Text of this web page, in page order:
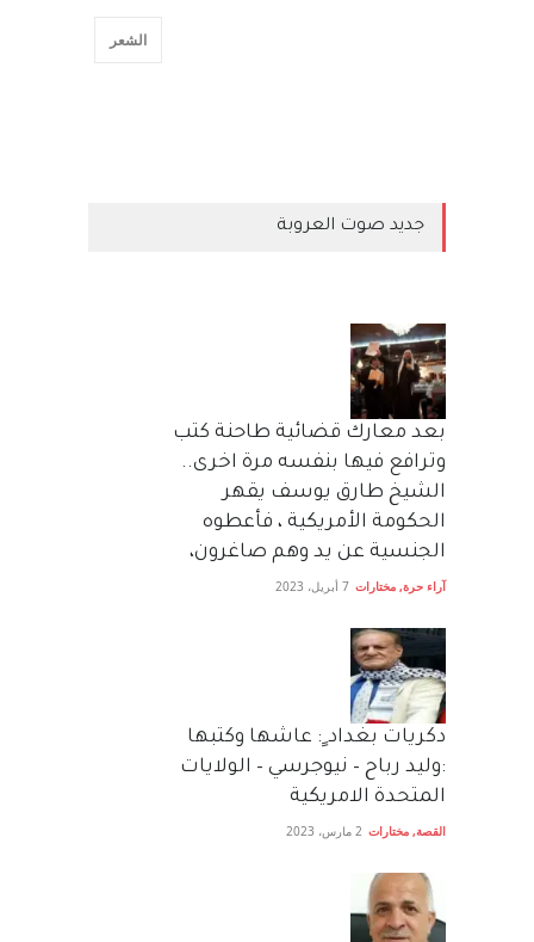
الشعر
جديد صوت العروبة
بعد معارك قضائية طاحنة كتب
وترافع فيها بنفسه مرة اخرى..
الشيخ طارق يوسف يقهر
الحكومة الأمريكية ، فأعطوه
الجنسية عن يد وهم صاغرون،
آراء حرة, مختارات 7 أبريل، 2023
دكريات بغداد ٍ: عاشها وكتبها
:وليد رباح – نيوجرسي – الولايات
المتحدة الامريكية
القصة, مختارات 2 مارس، 2023